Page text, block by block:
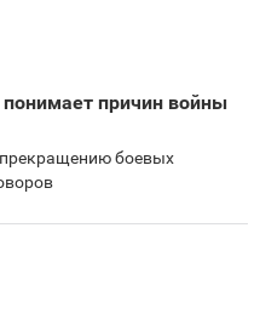
понимает причин войны
прекращению боевых